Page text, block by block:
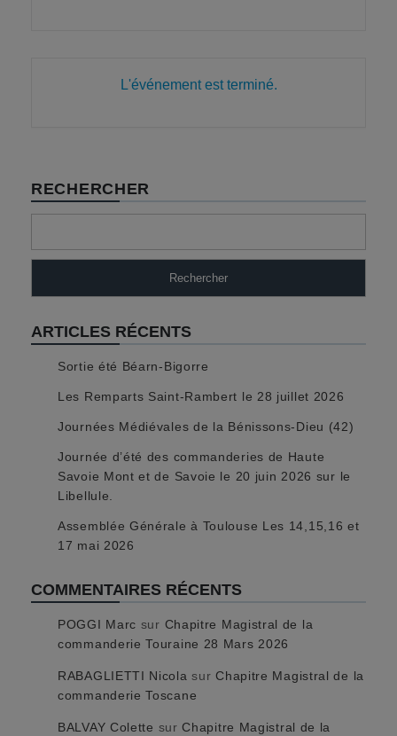
L'événement est terminé.
RECHERCHER
Rechercher
ARTICLES RÉCENTS
Sortie été Béarn-Bigorre
Les Remparts Saint-Rambert le 28 juillet 2026
Journées Médiévales de la Bénissons-Dieu (42)
Journée d’été des commanderies de Haute
Savoie Mont et de Savoie le 20 juin 2026 sur le
Libellule.
Assemblée Générale à Toulouse Les 14,15,16 et
17 mai 2026
COMMENTAIRES RÉCENTS
POGGI Marc sur Chapitre Magistral de la
commanderie Touraine 28 Mars 2026
RABAGLIETTI Nicola surChapitre Magistral de la
commanderie Toscane
BALVAY Colette surChapitre Magistral de la